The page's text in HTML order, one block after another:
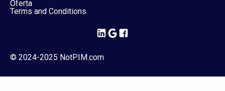
Oferta
Terms and Conditions
© 2024-2025 NotPIM.com